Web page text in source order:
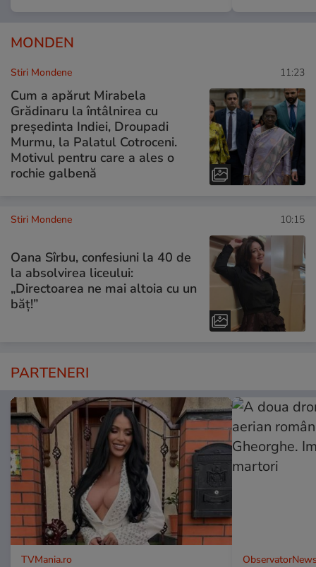
MONDEN
Stiri Mondene 11:23
Cum a apărut Mirabela
Grădinaru la întâlnirea cu
președinta Indiei, Droupadi
Murmu, la Palatul Cotroceni.
Motivul pentru care a ales o
rochie galbenă
Stiri Mondene 10:15
Oana Sîrbu, confesiuni la 40 de
la absolvirea liceului:
„Directoarea ne mai altoia cu un
băț!”
PARTENERI
TVMania.ro